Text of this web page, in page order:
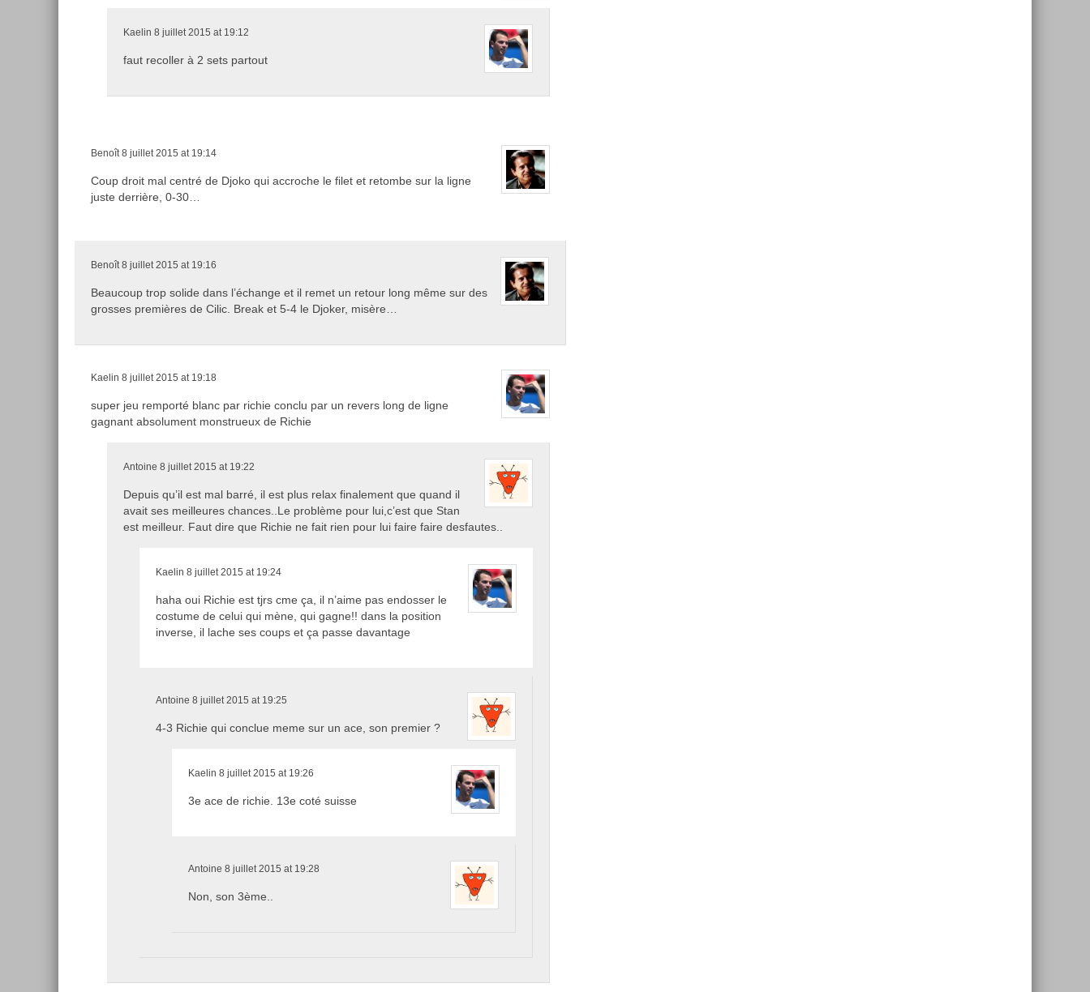
Kaelin 8 juillet 2015 at 19:12
faut recoller à 2 sets partout
Benoît8 juillet 2015 at 19:14
Coup droit mal centré de Djoko qui accroche le filet et retombe sur la ligne
juste derrière, 0-30…
Benoît8 juillet 2015 at 19:16
Beaucoup trop solide dans l’échange et il remet un retour long même sur des
grosses premières de Cilic. Break et 5-4 le Djoker, misère…
Kaelin 8 juillet 2015 at 19:18
super jeu remporté blanc par richie conclu par un revers long de ligne
gagnant absolument monstrueux de Richie
Antoine 8 juillet 2015 at 19:22
Depuis qu’il est mal barré, il est plus relax finalement que quand il
avait ses meilleures chances..Le problème pour lui,c’est que Stan
est meilleur. Faut dire que Richie ne fait rien pour lui faire faire desfautes..
Kaelin 8 juillet 2015 at 19:24
haha oui Richie est tjrs cme ça, il n’aime pas endosser le
costume de celui qui mène, qui gagne!! dans la position
inverse, il lache ses coups et ça passe davantage
Antoine 8 juillet 2015 at 19:25
4-3 Richie qui conclue meme sur un ace, son premier ?
Kaelin 8 juillet 2015 at 19:26
3e ace de richie. 13e coté suisse
Antoine 8 juillet 2015 at 19:28
Non, son 3ème..